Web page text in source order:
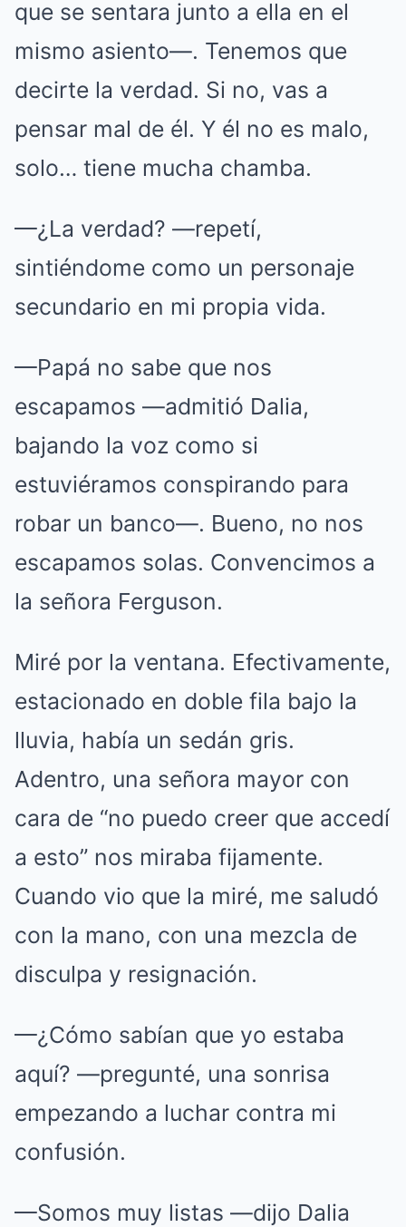
que se sentara junto a ella en el
mismo asiento—. Tenemos que
decirte la verdad. Si no, vas a
pensar mal de él. Y él no es malo,
solo… tiene mucha chamba.
—¿La verdad? —repetí,
sintiéndome como un personaje
secundario en mi propia vida.
—Papá no sabe que nos
escapamos —admitió Dalia,
bajando la voz como si
estuviéramos conspirando para
robar un banco—. Bueno, no nos
escapamos solas. Convencimos a
la señora Ferguson.
Miré por la ventana. Efectivamente,
estacionado en doble fila bajo la
lluvia, había un sedán gris.
Adentro, una señora mayor con
cara de “no puedo creer que accedí
a esto” nos miraba fijamente.
Cuando vio que la miré, me saludó
con la mano, con una mezcla de
disculpa y resignación.
—¿Cómo sabían que yo estaba
aquí? —pregunté, una sonrisa
empezando a luchar contra mi
confusión.
—Somos muy listas —dijo Dalia